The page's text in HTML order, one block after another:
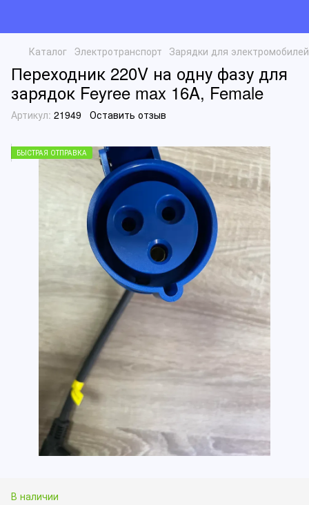
Каталог Электротранспорт Зарядки для электромобилей
Переходник 220V на одну фазу для
зарядок Feyree max 16A, Female
Артикул: 21949 Оставить отзыв
БЫСТРАЯ ОТПРАВКА
В наличии